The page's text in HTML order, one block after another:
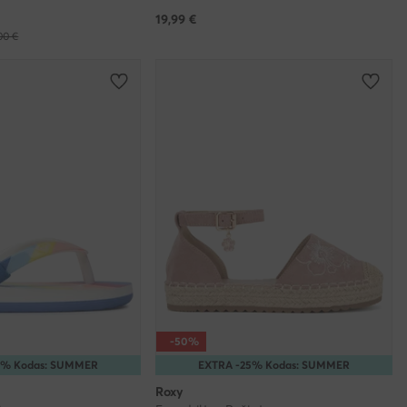
€
19,99 €
Kodas: SUMMER EXTRA -25% Kodas: SUMMER
-50%
Roxy